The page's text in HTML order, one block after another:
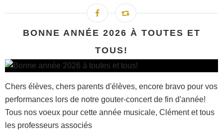
BONNE ANNÉE 2026 À TOUTES ET
TOUS!
Chers élèves, chers parents d'élèves, encore bravo pour vos
performances lors de notre gouter-concert de fin d'année!
Tous nos voeux pour cette année musicale, Clément et tous
les professeurs associés